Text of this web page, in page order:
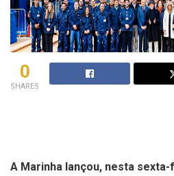
0
SHARES
A Marinha lançou, nesta